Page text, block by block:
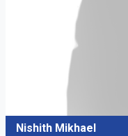
Nishith Mikhael